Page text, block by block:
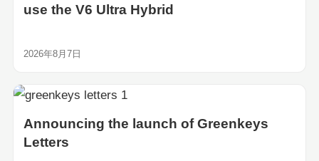
use the V6 Ultra Hybrid
2026年8月7日
Announcing the launch of Greenkeys
Letters